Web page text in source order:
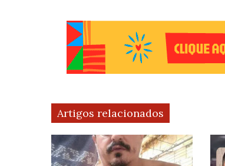
Artigos relacionados